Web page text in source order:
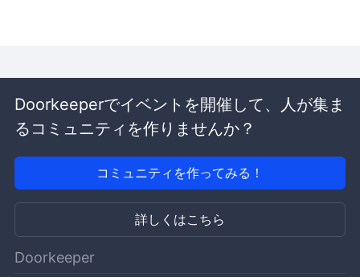
Doorkeeperでイベントを開催して、人が集ま
るコミュニティを作りませんか？
コミュニティを作ってみる！
詳しくはこちら
Doorkeeper